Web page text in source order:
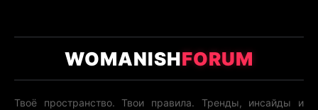
WOMANISHFORUM
Твоё пространство. Твои правила. Тренды, инсайды и